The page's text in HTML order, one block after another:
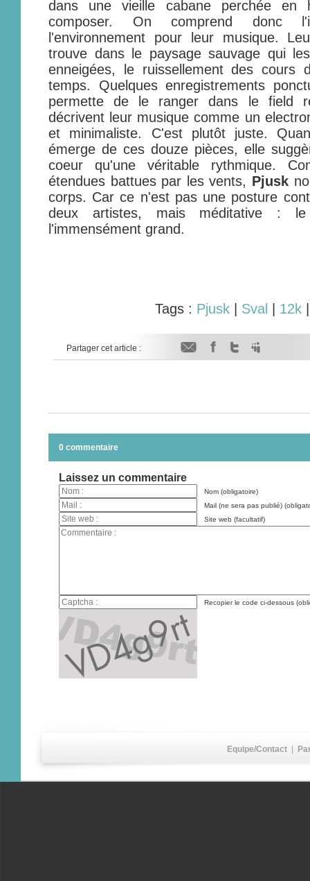
dans une vieille cabane perchée en
composer. On comprend donc
l'environnement pour leur musique.
trouve dans le paysage sauvage qui
enneigées, le ruissellement des cours
temps. Quelques enregistrements
permette de le ranger dans le field
décrivent leur musique comme un
et minimaliste. C'est plutôt juste.
émerge de ces douze pièces, elle
coeur qu'une véritable rythmique.
étendues battues par les vents, Pjusk
corps. Car ce n'est pas une posture
deux artistes, mais méditative :
l'immensément grand.
Tags : Pjusk| Sval 12k
Partager cet article :
0 commentaire
Laissez un commentaire
Nom (obligatoire)
Mail (ne sera pas publié)
Site web (facultatif)
Recopier le code ci-dessous
Equipe/Contact